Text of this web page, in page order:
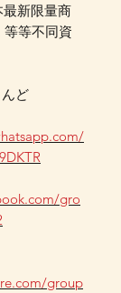
新限量商
等不同資
ど
gro
group